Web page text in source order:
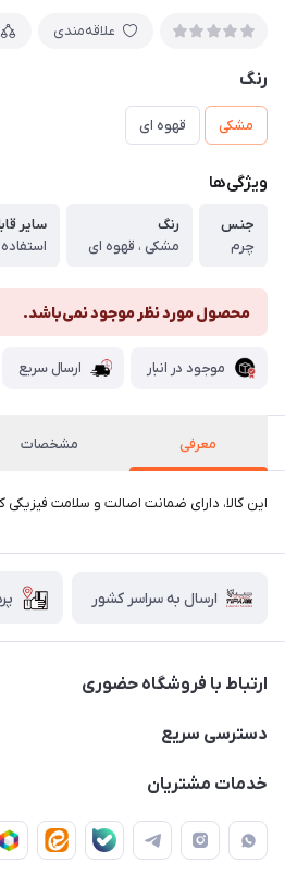
علاقه‌مندی
رنگ
مشکی قهوه ای
ویژگی‌ها
جنس
چرم
رنگ
مشکی ، قهوه ای
سایر
محصول مورد نظر موجود نمی‌باشد.
موجود در انبار ارسال سریع
معرفی مشخصات
این کالا، دارای ضمانت اصالت و سلامت فیزیکی
ارسال به سراسر کشور
ارتباط با فروشگاه حضوری
02188874370 - 02188874371
پایتخت - طبقه اول - واحد 172
دسترسی سریع
صـفـحـه اصـلـی
دربـاره مـیـردامـاد اسـتـور
خدمات مشتریان
قـوانـیـن و مـقـررات
روش هـای پـرداخـت